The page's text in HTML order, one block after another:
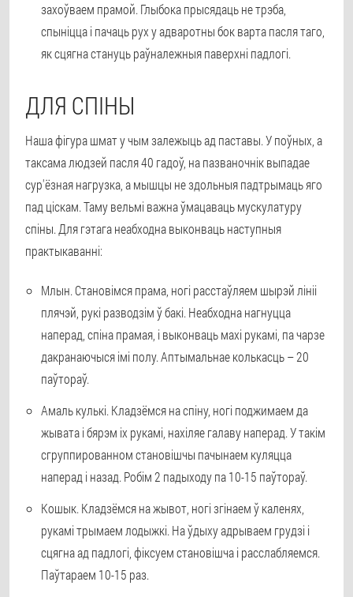
захоўваем прамой. Глыбока прысядаць не трэба,
спыніцца і пачаць рух у адваротны бок варта пасля таго,
як сцягна стануць раўналежныя паверхні падлогі.
ДЛЯ СПІНЫ
Наша фігура шмат у чым залежыць ад паставы. У поўных, а
таксама людзей пасля 40 гадоў, на пазваночнік выпадае
сур'ёзная нагрузка, а мышцы не здольныя падтрымаць яго
пад ціскам. Таму вельмі важна ўмацаваць мускулатуру
спіны. Для гэтага неабходна выконваць наступныя
практыкаванні:
Млын. Становімся прама, ногі расстаўляем шырэй лініі
плячэй, рукі разводзім ў бакі. Неабходна нагнуцца
наперад, спіна прамая, і выконваць махі рукамі, па чарзе
дакранаючыся імі полу. Аптымальнае колькасць – 20
паўтораў.
Амаль кулькі. Кладзёмся на спіну, ногі поджимаем да
жывата і бярэм іх рукамі, нахіляе галаву наперад. У такім
сгруппированном становішчы пачынаем куляцца
наперад і назад. Робім 2 падыходу па 10-15 паўтораў.
Кошык. Кладзёмся на жывот, ногі згінаем ў каленях,
рукамі трымаем лодыжкі. На ўдыху адрываем грудзі і
сцягна ад падлогі, фіксуем становішча і расслабляемся.
Паўтараем 10-15 раз.